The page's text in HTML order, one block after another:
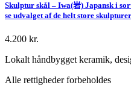
Skulptur skål – Iwa(岩) Japansk i
se udvalget af de helt store
4.200 kr.
Lokalt håndbygget keramik,
Alle rettigheder forbeholdes